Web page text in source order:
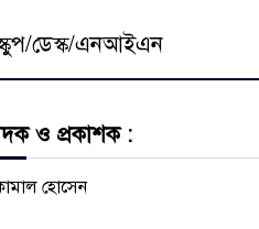
ডেস্ক/এনআইএন
ও প্রকাশক :
হোসেন